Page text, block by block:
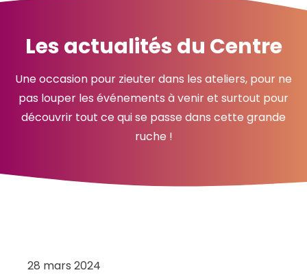
Les actualités du Centre
Une occasion pour zieuter dans les ateliers, pour ne
pas louper les événements à venir et surtout pour
découvrir tout ce qui se passe dans cette grande
ruche !
28 mars 2024